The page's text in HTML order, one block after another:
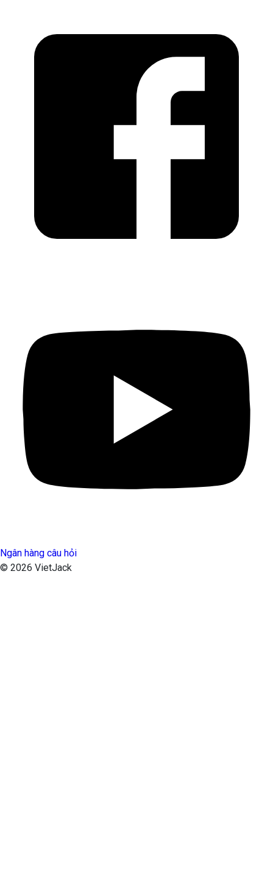
Ngân hàng câu hỏi
© 2026 VietJack